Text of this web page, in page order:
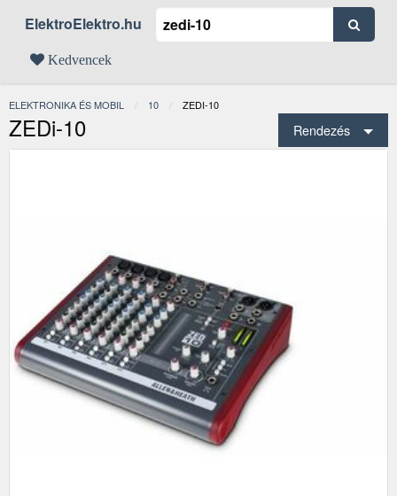
ElektroElektro.hu
Kedvencek
ELEKTRONIKA ÉS MOBIL 10 JELENLEGI:
ZEDI-10
ZEDi-10 Rendezés